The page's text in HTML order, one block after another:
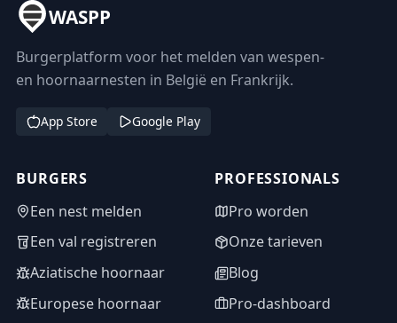
WASPP
Burgerplatform voor het melden van wespen-
en hoornaarnesten in België en Frankrijk.
App Store Google Play
BURGERS
Een nest melden
Een val registreren
Aziatische hoornaar
Europese hoornaar
PROFESSIONALS
Pro worden
Onze tarieven
Blog
Pro-dashboard